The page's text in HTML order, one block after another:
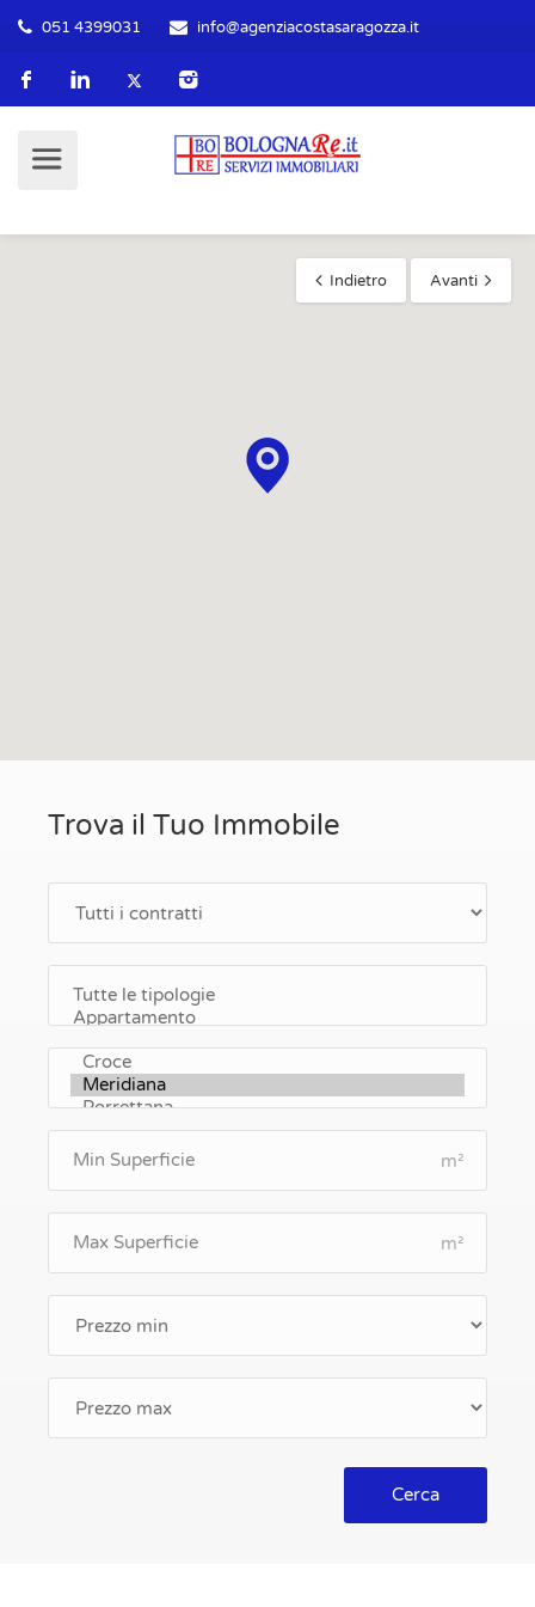
051 4399031 info@agenziacostasaragozza.it
Indietro Avanti
Trova il Tuo Immobile
m²
m²
Cerca